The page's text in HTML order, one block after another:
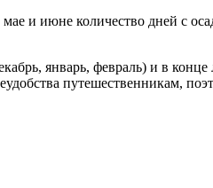
и июне количество дней с
январь, февраль) и в
путешественникам,